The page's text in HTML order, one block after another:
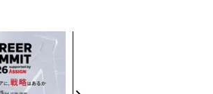
「挑戦者の明日」